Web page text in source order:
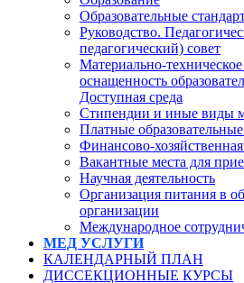
Образовательные
Руководство.
педагогический) совет
Материально-
оснащенность
Доступная среда
Стипендии и иные виды
Платные
Финансово-хозяйственная
Вакантные места для
Научная деятельность
Организация питания в
организации
Международное
МЕД УСЛУГИ
КАЛЕНДАРНЫЙ ПЛАН
ДИССЕКЦИОННЫЕ КУРСЫ